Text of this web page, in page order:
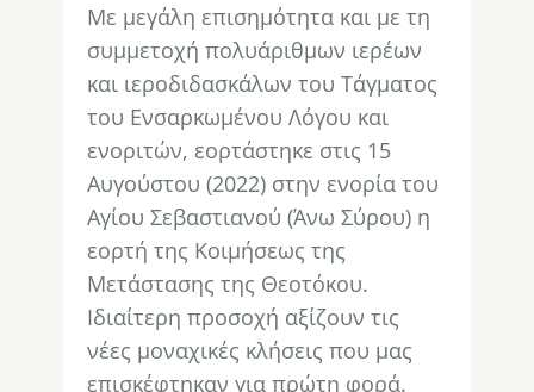
Με μεγάλη επισημότητα και με τη
συμμετοχή πολυάριθμων ιερέων
και ιεροδιδασκάλων του Τάγματος
του Ενσαρκωμένου Λόγου και
ενοριτών, εορτάστηκε στις 15
Αυγούστου (2022) στην ενορία του
Αγίου Σεβαστιανού (Άνω Σύρου) η
εορτή της Κοιμήσεως της
Μετάστασης της Θεοτόκου.
Ιδιαίτερη προσοχή αξίζουν τις
νέες μοναχικές κλήσεις που μας
επισκέφτηκαν για πρώτη φορά.